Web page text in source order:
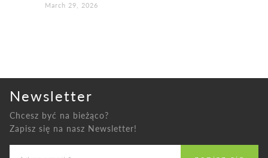
March 29, 2026
Newsletter
Chcesz być na bieżąco?
Zapisz się na nasz Newsletter!